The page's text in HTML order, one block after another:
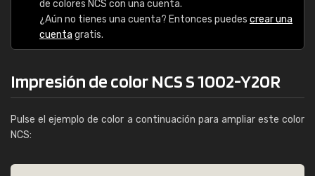
de colores NCS con una cuenta.
¿Aún no tienes una cuenta? Entonces puedes crear una
cuenta gratis.
Impresión de color NCS S 1002-Y20R
Pulse el ejemplo de color a continuación para ampliar este color
NCS: